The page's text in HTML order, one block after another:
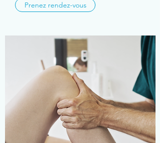
Prenez rendez-vous